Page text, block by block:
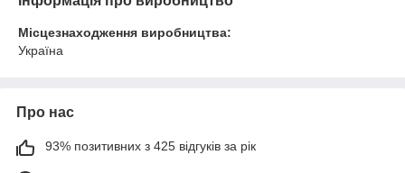
Місцезнаходження виробництва:
Україна
Про нас
93% позитивних з 425 відгуків за рік